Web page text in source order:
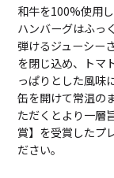
和牛を100%使用
ハンバーグはふっ
弾けるジューシー
を閉じ込め、トマ
っぱりとした風味
缶を開けて常温の
ただくとより一層
賞】を受賞したプ
ださい。